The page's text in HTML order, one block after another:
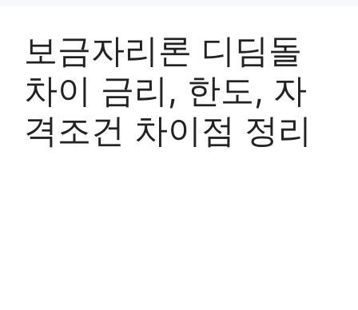
보금자리론 디딤돌
차이 금리, 한도, 자
격조건 차이점 정리